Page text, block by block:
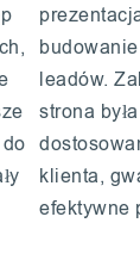
leadów.
strona
klienta,
efektywne